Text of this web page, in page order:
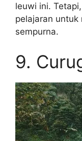
leuwi ini.
pelajaran untuk
sempurna.
9.